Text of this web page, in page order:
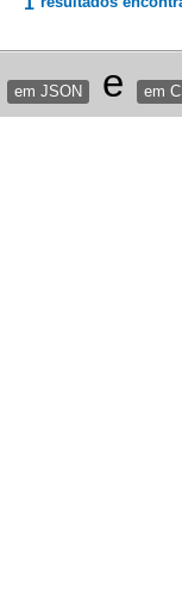
em JSON e em